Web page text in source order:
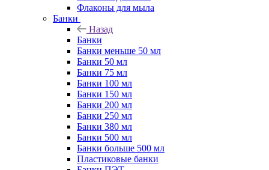
Флаконы для мыла
Банки
Назад
Банки
Банки меньше 50 мл
Банки 50 мл
Банки 75 мл
Банки 100 мл
Банки 150 мл
Банки 200 мл
Банки 250 мл
Банки 380 мл
Банки 500 мл
Банки больше 500 мл
Пластиковые банки